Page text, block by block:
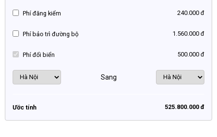
Phí đăng kiểm 240.000 đ
Phí bảo trì đường bộ 1.560.000 đ
Phí đổi biển 500.000 đ
Sang
Ước tính 525.800.000 đ